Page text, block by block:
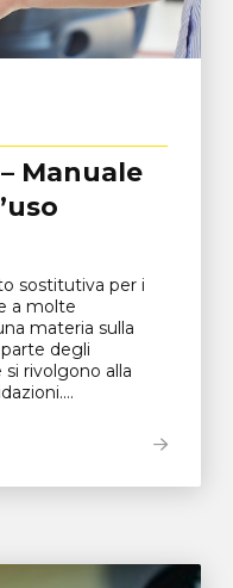
Manuale
sostitutiva per i
a molte
materia sulla
degli
rivolgono alla